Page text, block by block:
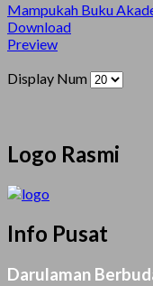
Mampukah Buku
Download
Preview
Display Num
Logo Rasmi
Info Pusat
Darulaman